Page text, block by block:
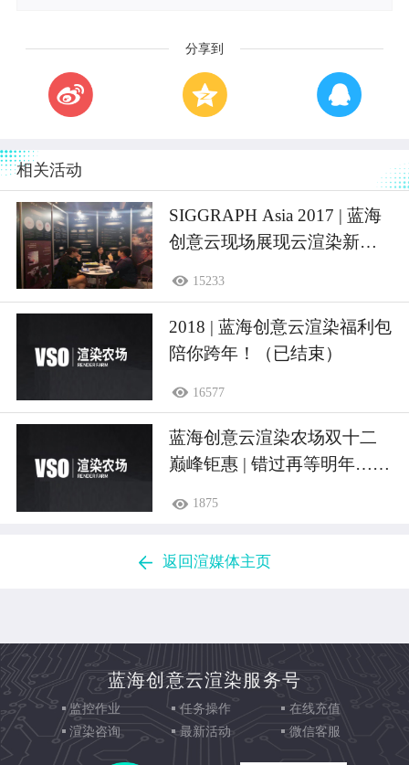
分享到
相关活动
SIGGRAPH Asia 2017 | 蓝海
创意云现场展现云渲染新魅
15233
2018 | 蓝海创意云渲染福利包
陪你跨年！（已结束）
16577
蓝海创意云渲染农场双十二
巅峰钜惠 | 错过再等明年……
1875
返回渲媒体主页
蓝海创意云渲染服务号
监控作业 任务操作
在线充值
渲染咨询
最新活动 微信客服